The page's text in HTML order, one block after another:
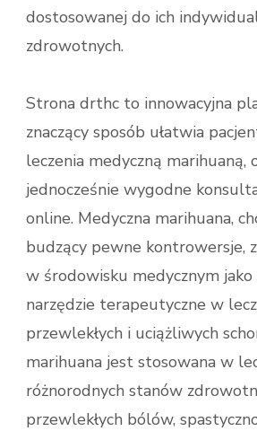
dostosowanej do ich
zdrowotnych.
Strona drthc to innowacyjna
znaczący sposób ułatwia
leczenia medyczną marihuaną,
jednocześnie wygodne
online. Medyczna marihuana,
budzący pewne kontrowersje,
w środowisku medycznym jako
narzędzie terapeutyczne w
przewlekłych i uciążliwych
marihuana jest stosowana w
różnorodnych stanów
przewlekłych bólów,